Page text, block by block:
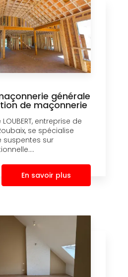
générale
de maçonnerie
entreprise de
se spécialise
suspentes sur
En savoir plus